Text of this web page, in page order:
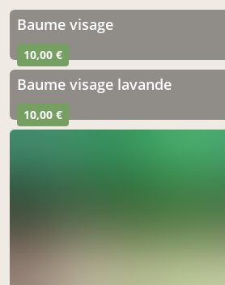
baume visage
10,00 €
baume visage lavande
10,00 €